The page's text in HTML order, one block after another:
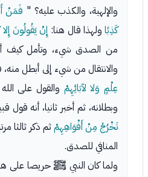
والإلهية، والكذب عليه؟ " فَمَنْ
كَذِبًا ولهذا قال هنا: إِنْ يَقُولُونَ إِلا
من الصدق شيء، وتأمل كيف
والانتقال من شيء إلى أبطل منه،
عِلْمٍ وَلا لآبَائِهِمْ والقول على
وبطلانه، ثم أخبر ثانيا، أنه
تَخْرُجُ مِنْ أَفْوَاهِهِمْثم ذكر ثالثا
المنافي للصدق.
ولما كان النبي ﷺ حريصا على